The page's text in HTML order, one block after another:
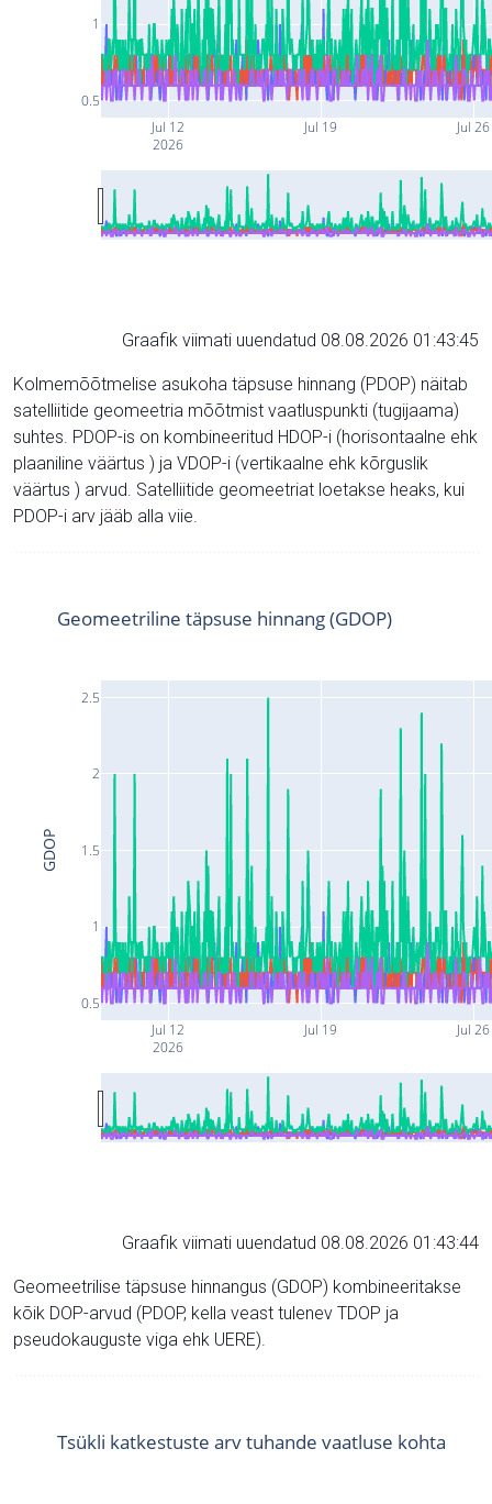
Jul 12
2026
Jul 19 Jul 26
0.5
1
Graafik viimati uuendatud 08.08.2026 01:43:45
Kolmemõõtmelise asukoha täpsuse hinnang (PDOP) näitab
satelliitide geomeetria mõõtmist vaatluspunkti (tugijaama)
suhtes. PDOP-is on kombineeritud HDOP-i (horisontaalne ehk
plaaniline väärtus ) ja VDOP-i (vertikaalne ehk kõrguslik
väärtus ) arvud. Satelliitide geomeetriat loetakse heaks, kui
PDOP-i arv jääb alla viie.
Jul 12
2026
Jul 19 Jul 26
0.5
1
1.5
2
2.5
Geomeetriline täpsuse hinnang (GDOP)
GDOP
Graafik viimati uuendatud 08.08.2026 01:43:44
Geomeetrilise täpsuse hinnangus (GDOP) kombineeritakse
kõik DOP-arvud (PDOP, kella veast tulenev TDOP ja
pseudokauguste viga ehk UERE).
Tsükli katkestuste arv tuhande vaatluse kohta